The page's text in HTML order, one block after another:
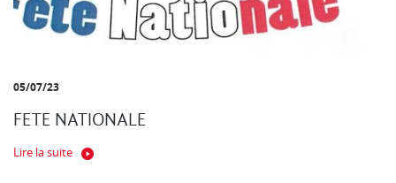
05/07/23
FETE NATIONALE
Lire la suite